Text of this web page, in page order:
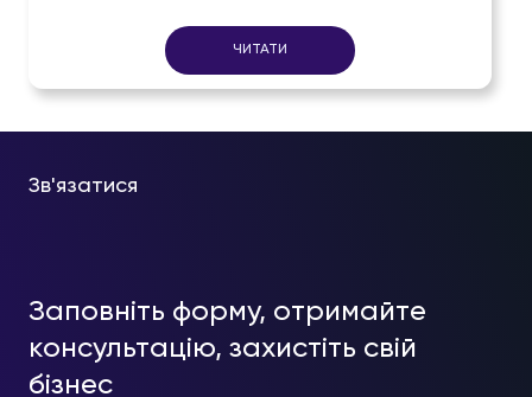
ЧИТАТИ
Зв'язатися
Заповніть форму, отримайте
консультацію, захистіть свій
бізнес